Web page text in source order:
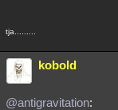
tja.........
kobold
@antigravitation: